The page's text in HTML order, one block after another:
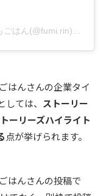
ふみ ＊ お弁当 ＊ キャラ弁 ＊ こどもごはん(@fumi.rin)がシェアした投稿
はんさんの企業タイ
ては、 ストーリー
ーリーズハイライト
点が挙げられます。
はんさんの投稿で